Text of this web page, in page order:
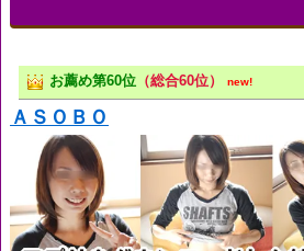
お薦め第60位 （総合60位） new!
ＡＳＯＢＯ